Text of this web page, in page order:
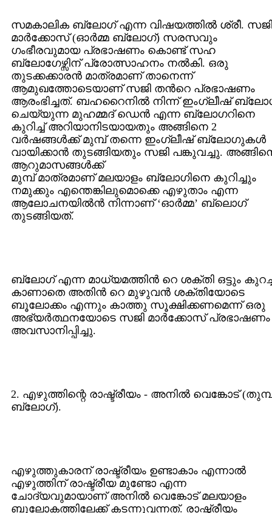
സമകാലിക ബ്ലോഗ് എന്ന വിഷയത്തില്‍ ശ്രീ. സജി
മാര്‍ക്കോസ് (ഓര്‍മ്മ ബ്ലോഗ്) സരസവും
ഗംഭീരവുമായ പ്രഭാഷണം കൊണ്ട് സഹ
ബ്ലോഗേഴ്സിന് പ്രോത്സാഹനം നല്‍കി. ഒരു
തുടക്കക്കാരന്‍ മാത്രമാണ് താനെന്ന്
ആമുഖത്തോടെയാണ് സജി തന്‍റെ പ്രഭാഷണം
ആരംഭിച്ചത്. ബഹറൈനില്‍ നിന്ന് ഇംഗ്ലീഷ്
ചെയ്യുന്ന മുഹമ്മദ് ഡെന്‍ എന്ന ബ്ലോഗറിനെ
കുറിച്ച് അറിയാനിടയായതും അങ്ങിനെ 2
വര്‍ഷങ്ങള്‍ക്ക് മുമ്പ് തന്നെ ഇംഗ്ലീഷ് ബ്ലോഗുകള്‍
വായിക്കാന്‍ തുടങ്ങിയതും സജി പങ്കുവച്ചു.
ആറുമാസങ്ങള്‍ക്ക്
മുമ്പ് മാത്രമാണ് മലയാളം ബ്ലോഗിനെ കുറിച്ചും
നമുക്കും എന്തെങ്കിലുമൊക്കെ എഴുതാം എന്ന
ആലോചനയില്‍ന്‍ നിന്നാണ് ‘ഓര്‍മ്മ’ ബ്ലൊഗ്
തുടങ്ങിയത്.
ബ്ലോഗ് എന്ന മാധ്യമത്തിന്‍ റെ ശക്തി ഒട്ടും
കാണാതെ അതിന്‍ റെ മുഴുവന്‍ ശക്തിയോടെ
ബൂലോക്കം എന്നും കാത്തു സൂക്ഷിക്കണമെന്ന് ഒരു
അഭ്യര്‍ത്ഥനയോടെ സജി മാര്‍ക്കോസ് പ്രഭാഷണം
അവസാനിപ്പിച്ചു.
2. എഴുത്തിന്റെ രാഷ്ട്രീയം - അനില്‍ വെങ്കോട്
ബ്ലോഗ്).
എഴുത്തുകാരന് രാഷ്ട്രീയം ഉണ്ടാകാം എന്നാല്‍
എഴുത്തിന് രാഷ്ട്രീയ മുണ്ടോ എന്ന
ചോദ്യവുമായാണ് അനില്‍ വെങ്കോട് മലയാളം
ബൂലോകത്തിലേക്ക് കടന്നുവന്നത്. രാഷ്ട്രീയം